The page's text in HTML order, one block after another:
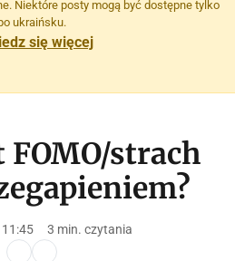
Niektóre posty mogą być dostępne tylko
ukraińsku.
się więcej
FOMO/strach
3 min. czytania